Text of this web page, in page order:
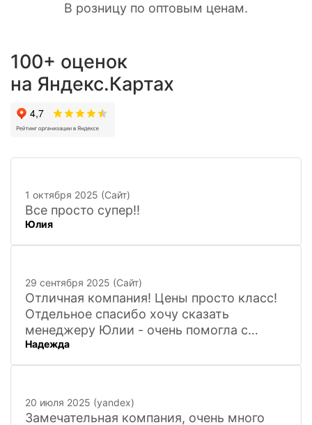
В розницу по оптовым ценам.
100+ оценок
на Яндекс.Картах
1 октября 2025 (Сайт)
Все просто супер!!
Юлия
29 сентября 2025 (Сайт)
Отличная компания! Цены просто класс!
Отдельное спасибо хочу сказать
менеджеру Юлии - очень помогла с
покупкой и доставкой сувенирных
фигурок! Буду ждать новинок и покупать
Надежда
20 июля 2025 (yandex)
Замечательная компания, очень много